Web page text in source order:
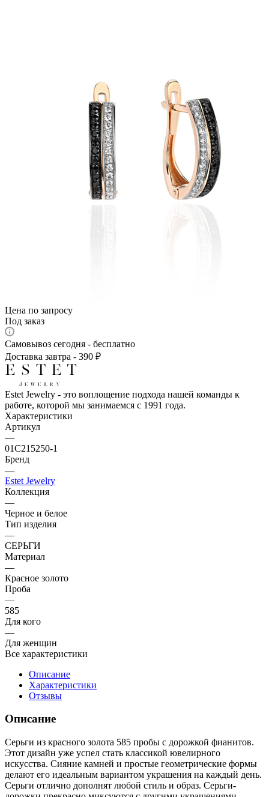
Цена по запросу
Под заказ
Самовывоз сегодня - бесплатно
Доставка завтра - 390 ₽
Estet Jewelry - это воплощение подхода нашей команды к
работе, которой мы занимаемся с 1991 года.
Характеристики
Артикул
—
01С215250-1
Бренд
—
Estet Jewelry
Коллекция
—
Черное и белое
Тип изделия
—
СЕРЬГИ
Материал
—
Красное золото
Проба
—
585
Для кого
—
Для женщин
Все характеристики
Описание
Характеристики
Отзывы
Описание
Серьги из красного золота 585 пробы с дорожкой фианитов.
Этот дизайн уже успел стать классикой ювелирного
искусства. Сияние камней и простые геометрические формы
делают его идеальным вариантом украшения на каждый день.
Серьги отлично дополнят любой стиль и образ. Серьги-